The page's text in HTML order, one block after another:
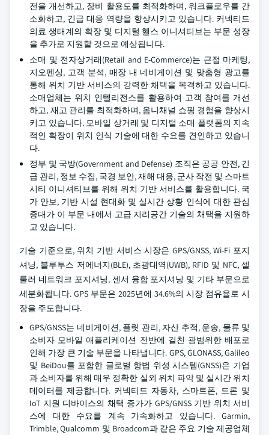
전을 개선하고, 장비 활용도를 최적화하며, 워크플로우를 간
소화하고, 긴급 대응 역량을 향상시키고 있습니다. 커넥티드
의료 생태계의 확장 및 디지털 헬스 이니셔티브는 부문 성장
을 추가로 지원할 것으로 예상됩니다.
소매 및 전자상거래(Retail and E-Commerce)는 근접 마케팅,
지오펜싱, 고객 분석, 매장 내 네비게이션 및 맞춤형 광고를
통해 위치 기반 서비스의 강력한 채택을 목격하고 있습니다.
소매업체는 위치 인텔리전스를 활용하여 고객 참여를 개선
하고, 재고 관리를 최적화하며, 옴니채널 쇼핑 경험을 향상시
키고 있습니다. 모바일 상거래 및 디지털 소매 플랫폼의 지속
적인 확장이 위치 인식 기술에 대한 수요를 견인하고 있습니
다.
정부 및 국방(Government and Defense) 조직은 공공 안전, 긴
급 관리, 정보 수집, 국경 보안, 재해 대응, 군사 작전 및 스마트
시티 이니셔티브를 위해 위치 기반 서비스를 활용합니다. 국
가 안보, 기반 시설 현대화 및 실시간 상황 인식에 대한 관심
증대가 이 부문 내에서 고급 지리공간 기술의 채택을 지원하
고 있습니다.
기술 기준으로, 위치 기반 서비스 시장은 GPS/GNSS, Wi-Fi 포지
셔닝, 블루투스 저에너지(BLE), 초광대역(UWB), RFID 및 NFC, 셀
룰러 네트워크 포지셔닝, 센서 융합 포지셔닝 및 기타 부문으로
세분화됩니다. GPS 부문은 2025년에 34.6%의 시장 점유율로 시
장을 주도합니다.
GPS/GNSS는 네비게이션, 플릿 관리, 자산 추적, 운송, 물류 및
소비자 모바일 애플리케이션 전반에 걸친 광범위한 배포로
인해 가장 큰 기술 부문을 나타냅니다. GPS, GLONASS, Galileo
및 BeiDou를 포함한 글로벌 항법 위성 시스템(GNSS)은 기업
과 소비자를 위해 매우 정확한 실외 위치 파악 및 실시간 위치
데이터를 제공합니다. 커넥티드 자동차, 스마트폰, 드론 및
IoT 지원 디바이스의 채택 증가가 GPS/GNSS 기반 위치 서비
스에 대한 수요를 계속 가속화하고 있습니다. Garmin,
Trimble, Qualcomm 및 Broadcom과 같은 주요 기술 제공업체